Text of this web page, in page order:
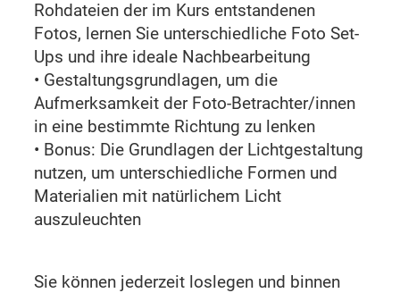
Rohdateien der im Kurs entstandenen
Fotos, lernen Sie unterschiedliche Foto Set-
Ups und ihre ideale Nachbearbeitung
• Gestaltungsgrundlagen, um die
Aufmerksamkeit der Foto-Betrachter/innen
in eine bestimmte Richtung zu lenken
• Bonus: Die Grundlagen der Lichtgestaltung
nutzen, um unterschiedliche Formen und
Materialien mit natürlichem Licht
auszuleuchten
Sie können jederzeit loslegen und binnen